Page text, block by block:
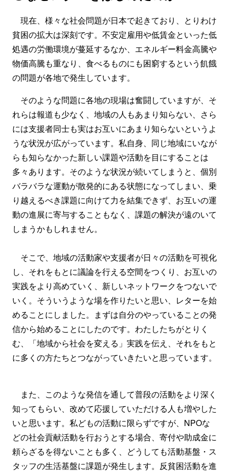
現在、様々な社会問題が日本で起きており、とりわけ
貧困の拡大は深刻です。不安定雇用や低賃金といった低
処遇の労働環境が蔓延するなか、エネルギー料金高騰や
物価高騰も重なり、食べるものにも困窮するという飢餓
の問題が各地で発生しています。
そのような問題に各地の現場は奮闘していますが、そ
れらは報道も少なく、地域の人もあまり知らない、さら
には支援者同士も実はお互いにあまり知らないというよ
うな状況が広がっています。私自身、同じ地域にいなが
らも知らなかった新しい課題や活動を目にすることは
多々あります。そのような状況が続いてしまうと、個別
バラバラな運動が散発的にある状態になってしまい、乗
り越えるべき課題に向けて力を結集できず、お互いの運
動の進展に寄与することもなく、課題の解決が遠のいて
しまうかもしれません。
そこで、地域の活動家や支援者が日々の活動を可視化
し、それをもとに議論を行える空間をつくり、お互いの
実践をより高めていく、新しいネットワークをつないで
いく。そういうような場を作りたいと思い、レターを始
めることにしました。まずは自分のやっていることの発
信から始めることにしたのです。わたしたちがとりく
む、「地域から社会を変える」実践を伝え、それをもと
に多くの方たちとつながっていきたいと思っています。
また、このような発信を通して普段の活動をより深く
知ってもらい、改めて応援していただける人も増やした
いと思います。私どもの活動に限らずですが、NPOな
どの社会貢献活動を行おうとする場合、寄付や助成金に
頼らざるを得ないことも多く、どうしても活動基盤・ス
タッフの生活基盤に課題が発生します。反貧困活動を進